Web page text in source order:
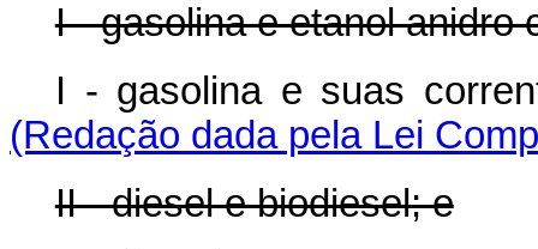
I - gasolina e etanol anidro
I - gasolina e suas
(Redação dada pela Lei
II - diesel e biodiesel; e